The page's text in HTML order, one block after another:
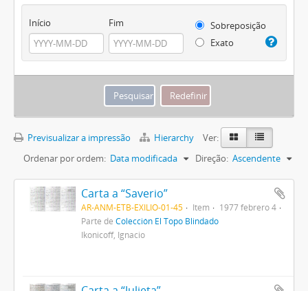
Início Fim
Sobreposição
Exato
Previsualizar a impressão Hierarchy
Ver:
Ordenar por ordem: Data modificada Direção: Ascendente
Carta a “Saverio”
AR-ANM-ETB-EXILIO-01-45 Item
1977 febrero 4
Parte de Colección El Topo Blindado
Ikonicoff, Ignacio